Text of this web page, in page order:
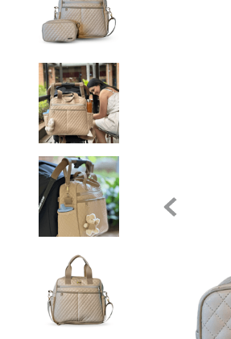
café
pasta gestante
º pasta
º folha memórias barriga